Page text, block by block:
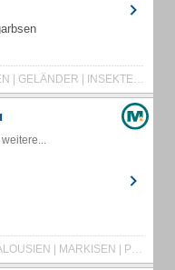
BRANDSCHUTZ | FENSTER UND TÜREN | GELÄNDER | INSEKTENSCHUTZ | METALL | METALLBAU
INSEKTENSCHUTZ | JALOUSIEBAU | JALOUSIEN | MARKISEN | PLISSEE | ROLLLADEN | ROLLOS